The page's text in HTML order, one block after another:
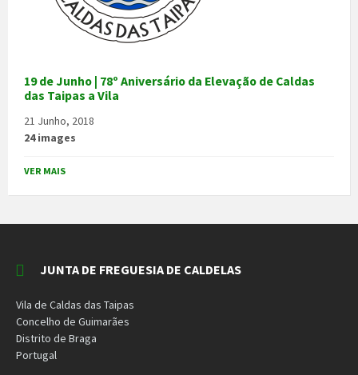
19 de Junho | 78º Aniversário da Elevação de Caldas
das Taipas a Vila
21 Junho, 2018
24 images
VER MAIS
JUNTA DE FREGUESIA DE CALDELAS
Vila de Caldas das Taipas
Concelho de Guimarães
Distrito de Braga
Portugal